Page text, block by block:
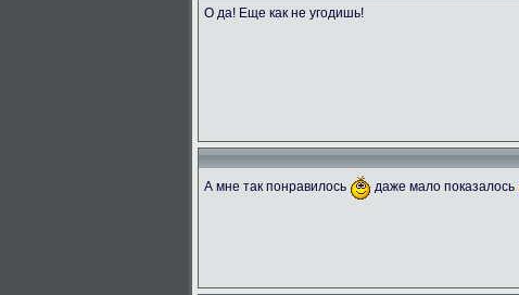
О да! Еще как не угодишь!
А мне так понравилось
даже мало показалось